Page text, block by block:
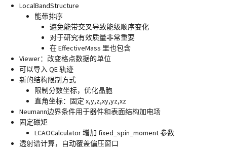
LocalBandStructure
能带排序
避免能带交叉导致能级顺序变化
对于研究有效质量非常重要
在 EffectiveMass 里也包含
Viewer：改变格点数据的单位
可以导入 QE 轨迹
新的结构限制方式
限制分数坐标，优化晶胞
直角坐标：固定 x,y,z,xy,yz,xz
Neumann边界条件用于器件和表面结构加电场
固定磁矩
LCAOCalculator 增加 fixed_spin_moment 参数
透射谱计算，自动覆盖偏压窗口